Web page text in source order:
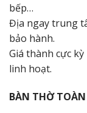
bếp…
Địa ngay trung
bảo hành.
Giá thành cực
linh hoạt.
BÀN THỜ